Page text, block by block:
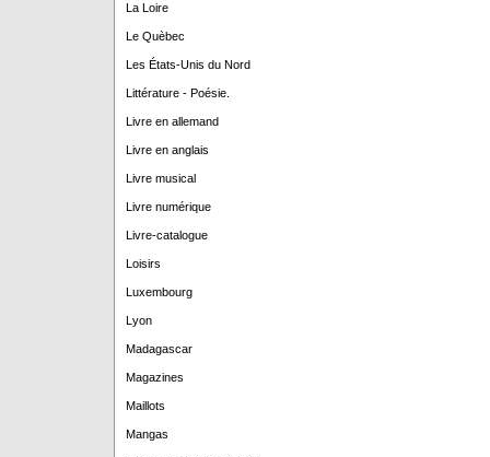
La Loire
Le Quèbec
Les États-Unis du Nord
Littérature - Poésie.
Livre en allemand
Livre en anglais
Livre musical
Livre numérique
Livre-catalogue
Loisirs
Luxembourg
Lyon
Madagascar
Magazines
Maillots
Mangas